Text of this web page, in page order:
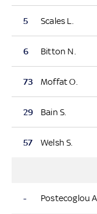
5 Scales L.
6 Bitton N.
73 Moffat O.
29 Bain S.
57 Welsh S.
- Postecoglou A.